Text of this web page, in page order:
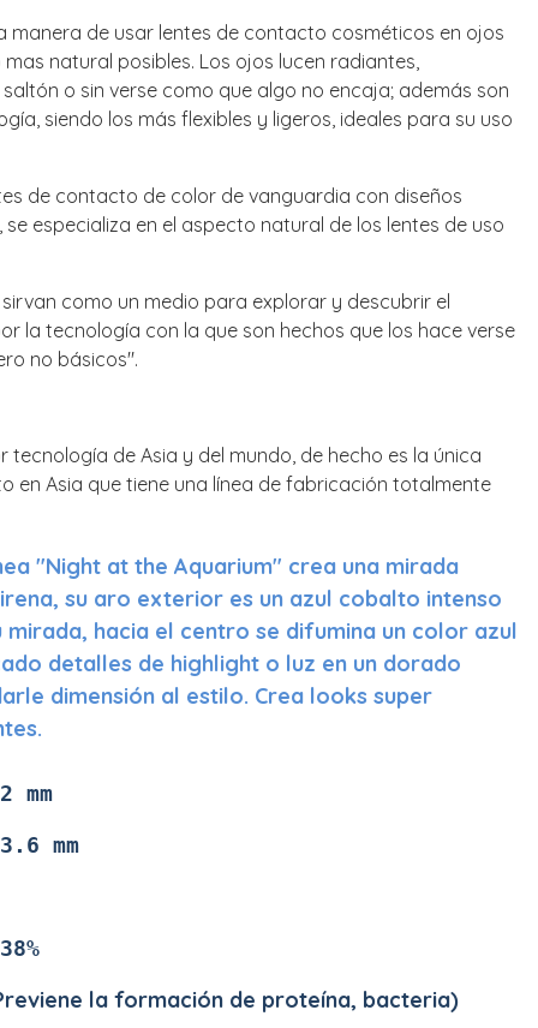
manera de usar lentes de contacto cosméticos en ojos
natural posibles. Los ojos lucen radiantes,
o sin verse como que algo no encaja; además son
siendo los más flexibles y ligeros, ideales para su uso
de contacto de color de vanguardia con diseños
especializa en el aspecto natural de los lentes de uso
como un medio para explorar y descubrir el
la tecnología con la que son hechos que los hace verse
no básicos".
de Asia y del mundo, de hecho es la única
en Asia que tiene una línea de fabricación totalmente
"Night at the Aquarium" crea una mirada
su aro exterior es un azul cobalto intenso
hacia el centro se difumina un color azul
detalles de highlight o luz en un dorado
dimensión al estilo. Crea looks super
mm
la formación de proteína, bacteria)